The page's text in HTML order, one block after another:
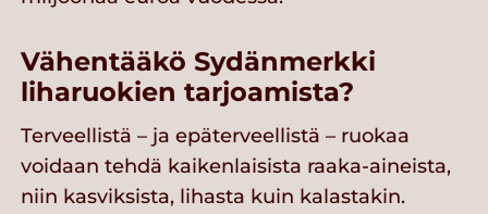
Vähentääkö Sydänmerkki
liharuokien tarjoamista?
Terveellistä – ja epäterveellistä – ruokaa
voidaan tehdä kaikenlaisista raaka-aineista,
niin kasviksista, lihasta kuin kalastakin.